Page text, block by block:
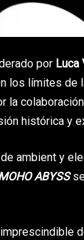
por Luca
los límites
la
histórica y
ambient y
ABYSS